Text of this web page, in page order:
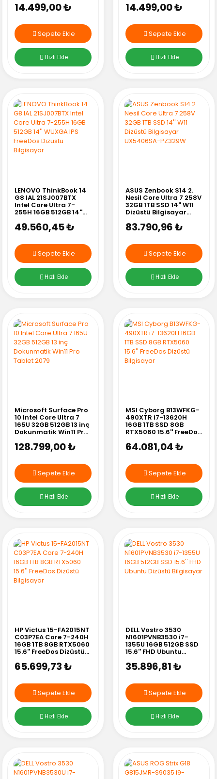
14.499,00 ₺
Sepete Ekle
Hızlı Ekle
14.499,00 ₺
Sepete Ekle
Hızlı Ekle
LENOVO ThinkBook 14
G8 IAL 21SJ007BTX
Intel Core Ultra 7-
255H 16GB 512GB 14''
Dizüstü Bilgisayar
49.560,45 ₺
Sepete Ekle
Hızlı Ekle
ASUS Zenbook S14 2.
Nesil Core Ultra 7 258V
32GB 1TB SSD 14'' W11
Dizüstü Bilgisayar
83.790,96 ₺
Sepete Ekle
Hızlı Ekle
Microsoft Surface Pro
10 Intel Core Ultra 7
165U 32GB 512GB 13 inç
Dokunmatik Win11 Pro
128.799,00 ₺
Sepete Ekle
Hızlı Ekle
MSI Cyborg B13WFKG-
490XTR i7-13620H
16GB 1TB SSD 8GB
RTX5060 15.6'' FreeDos
64.081,04 ₺
Sepete Ekle
Hızlı Ekle
HP Victus 15-FA2015NT
C03P7EA Core 7-240H
16GB 1TB 8GB RTX5060
15.6'' FreeDos Dizüstü
65.699,73 ₺
Sepete Ekle
Hızlı Ekle
DELL Vostro 3530
N1601PVNB3530 i7-
1355U 16GB 512GB SSD
15.6'' FHD Ubuntu
35.896,81 ₺
Sepete Ekle
Hızlı Ekle